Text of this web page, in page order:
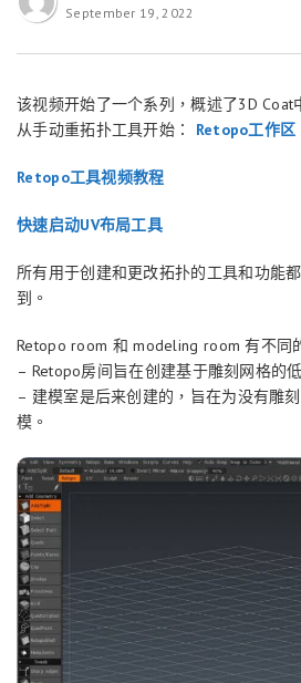
September 19, 2022
该视频开始了一个系列，概述了3D Coat
从手动重拓扑工具开始： Retopo工作区
Retopo工具视频教程
快速启动UV布局工具
所有用于创建和更改拓扑的工具和功能
到。
Retopo room 和 modeling room 有不同
– Retopo房间旨在创建基于雕刻网格的
– 建模室是后来创建的，旨在为没有雕
模。